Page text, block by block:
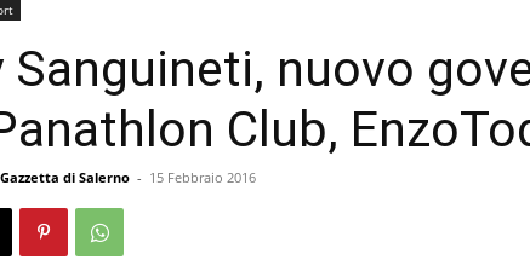
Sanguineti, nuovo
Club,
di Salerno - 15 Febbraio 2016